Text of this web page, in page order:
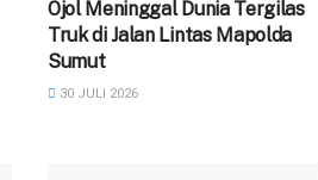
Ojol Meninggal Dunia Tergilas
Truk di Jalan Lintas Mapolda
Sumut
30 JULI 2026